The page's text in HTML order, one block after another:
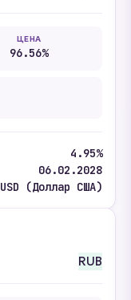
ЦЕНА
96.56%
4.95%
06.02.2028
USD (Доллар США)
RUB